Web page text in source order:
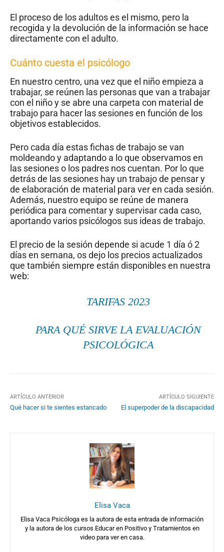
El proceso de los adultos es el mismo, pero la
recogida y la devolución de la información se hace
directamente con el adulto.
Cuánto cuesta el psicólogo
En nuestro centro, una vez que el niño empieza a
trabajar, se reúnen las personas que van a trabajar
con el niño y se abre una carpeta con material de
trabajo para hacer las sesiones en función de los
objetivos establecidos.
Pero cada día estas fichas de trabajo se van
moldeando y adaptando a lo que observamos en
las sesiones o los padres nos cuentan. Por lo que
detrás de las sesiones hay un trabajo de pensar y
de elaboración de material para ver en cada sesión.
Además, nuestro equipo se reúne de manera
periódica para comentar y supervisar cada caso,
aportando varios psicólogos sus ideas de trabajo.
El precio de la sesión depende si acude 1 día ó 2
días en semana, os dejo los precios actualizados
que también siempre están disponibles en nuestra
web:
TARIFAS 2023
PARA QUÉ SIRVE LA EVALUACIÓN
PSICOLÓGICA
ARTÍCULO ANTERIOR
Qué hacer si te sientes estancado
ARTÍCULO SIGUIENTE
El superpoder de la discapacidad
Elisa Vaca
Elisa Vaca Psicóloga es la autora de esta entrada de información
y la autora de los cursos Educar en Positivo y Tratamientos en
video para ver en casa.